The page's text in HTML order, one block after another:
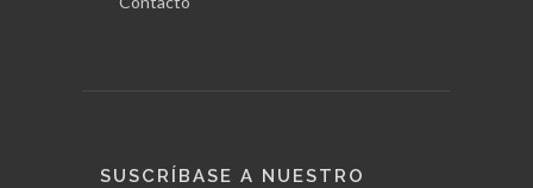
SUSCRÍBASE A NUESTRO